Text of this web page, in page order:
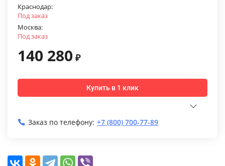
Краснодар:
Под заказ
Москва:
Под заказ
140 280 ₽
Купить в 1 клик
Заказ по телефону: +7 (800) 700-77-89